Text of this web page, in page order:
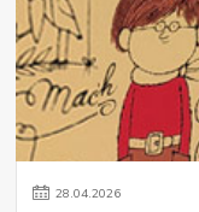
28.04.2026